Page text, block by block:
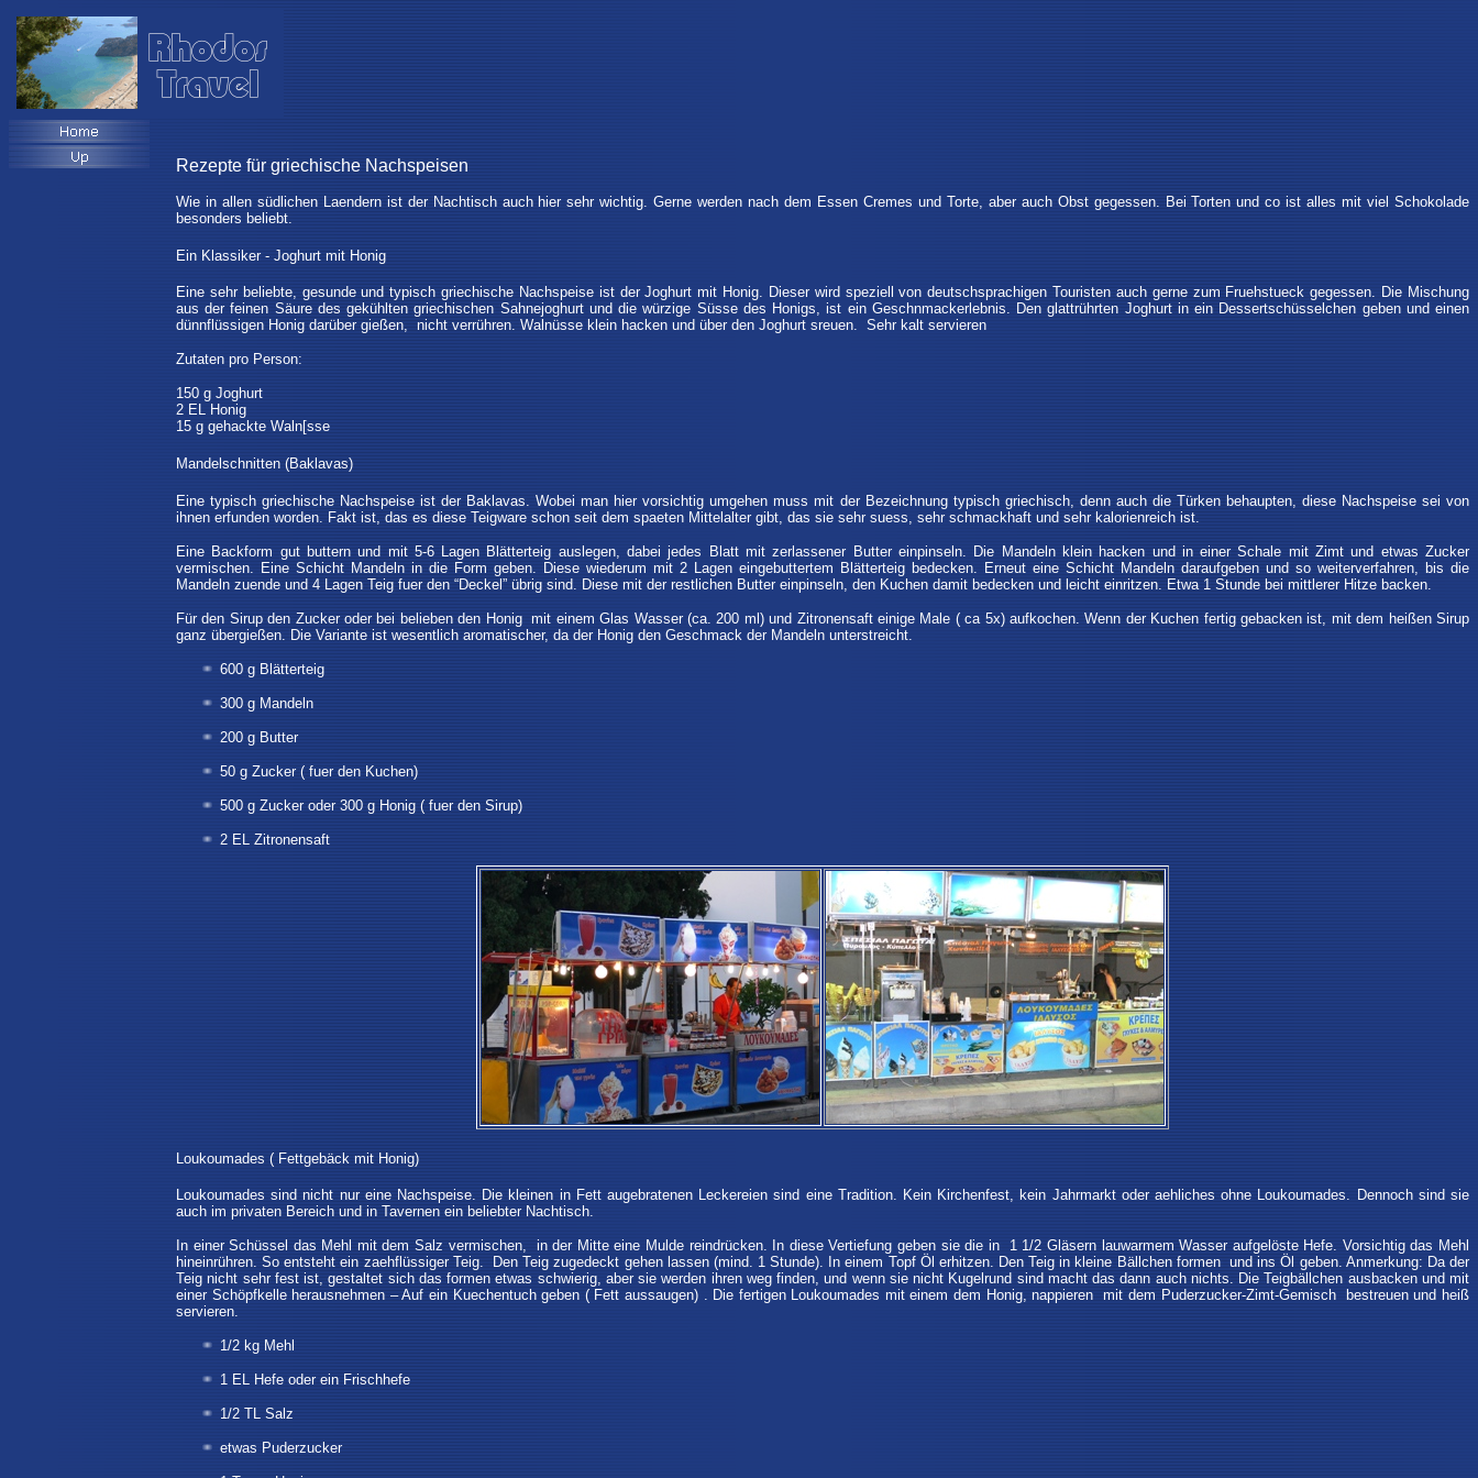
Rezepte für griechische Nachspeisen
Wie in allen südlichen Laendern ist der Nachtisch auch hier sehr wichtig. Gerne werden nach dem Essen Cremes und Torte, aber auch Obst gegessen. Bei Torten und co ist alles mit viel Schokolade
besonders beliebt.
Ein Klassiker - Joghurt mit Honig
Eine sehr beliebte, gesunde und typisch griechische Nachspeise ist der Joghurt mit Honig. Dieser wird speziell von deutschsprachigen Touristen auch gerne zum Fruehstueck gegessen. Die Mischung
aus der feinen Säure des gekühlten griechischen Sahnejoghurt und die würzige Süsse des Honigs, ist ein Geschnmackerlebnis. Den glattrührten Joghurt in ein Dessertschüsselchen geben und einen
dünnflüssigen Honig darüber gießen, nicht verrühren. Walnüsse klein hacken und über den Joghurt sreuen. Sehr kalt servieren
Zutaten pro Person:
150 g Joghurt
2 EL Honig
15 g gehackte Waln[sse
Mandelschnitten (Baklavas)
Eine typisch griechische Nachspeise ist der Baklavas. Wobei man hier vorsichtig umgehen muss mit der Bezeichnung typisch griechisch, denn auch die Türken behaupten, diese Nachspeise sei von
ihnen erfunden worden. Fakt ist, das es diese Teigware schon seit dem spaeten Mittelalter gibt, das sie sehr suess, sehr schmackhaft und sehr kalorienreich ist.
Eine Backform gut buttern und mit 5-6 Lagen Blätterteig auslegen, dabei jedes Blatt mit zerlassener Butter einpinseln. Die Mandeln klein hacken und in einer Schale mit Zimt und etwas Zucker
vermischen. Eine Schicht Mandeln in die Form geben. Diese wiederum mit 2 Lagen eingebuttertem Blätterteig bedecken. Erneut eine Schicht Mandeln daraufgeben und so weiterverfahren, bis die
Mandeln zuende und 4 Lagen Teig fuer den “Deckel” übrig sind. Diese mit der restlichen Butter einpinseln, den Kuchen damit bedecken und leicht einritzen.
Etwa 1 Stunde bei mittlerer Hitze backen.
Für den Sirup den Zucker oder bei belieben den Honig mit einem Glas Wasser (ca. 200 ml) und Zitronensaft einige Male ( ca 5x) aufkochen. Wenn der Kuchen fertig gebacken ist, mit dem heißen Sirup
ganz übergießen
Die Variante ist wesentlich aromatischer, da der Honig den Geschmack der Mandeln unterstreicht.
600 g Blätterteig
300 g Mandeln
200 g Butter
50 g Zucker ( fuer den Kuchen)
500 g Zucker oder 300 g Honig ( fuer den Sirup)
2 EL Zitronensaft
Loukoumades ( Fettgebäck mit Honig)
Loukoumades sind nicht nur eine Nachspeise. Die kleinen in Fett augebratenen Leckereien sind eine Tradition. Kein Kirchenfest, kein Jahrmarkt oder aehliches ohne Loukoumades. Dennoch sind sie
auch im privaten Bereich und in Tavernen ein beliebter Nachtisch.
In einer Schüssel das Mehl mit dem Salz vermischen, in der Mitte eine Mulde reindrücken. In diese Vertiefung geben sie die in 1 1/2 Gläsern lauwarmem Wasser aufgelöste Hefe. Vorsichtig das Mehl
hineinrühren. So entsteht ein zaehflüssiger Teig. Den Teig zugedeckt gehen lassen (mind. 1 Stunde). In einem Topf Öl erhitzen. Den Teig in kleine Bällchen formen und ins Öl geben. Anmerkung: Da der
Teig nicht sehr fest ist, gestaltet sich das formen etwas schwierig, aber sie werden ihren weg finden, und wenn sie nicht Kugelrund sind macht das dann auch nichts. Die Teigbällchen ausbacken und mit
einer Schöpfkelle herausnehmen – Auf ein Kuechentuch geben ( Fett aussaugen) . Die fertigen Loukoumades mit einem dem Honig, nappieren mit dem Puderzucker-Zimt-Gemisch bestreuen und heiß
servieren.
1/2 kg Mehl
1 EL Hefe oder ein Frischhefe
1/2 TL Salz
etwas Puderzucker